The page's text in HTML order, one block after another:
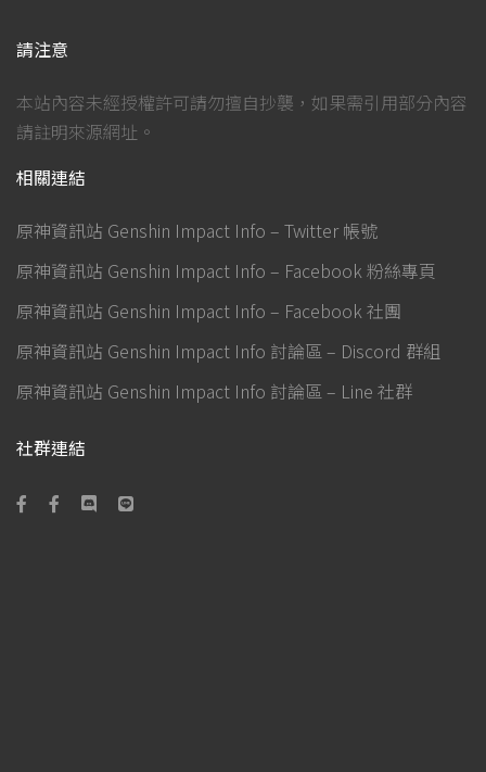
請注意
本站內容未經授權許可請勿擅自抄襲，如果需引用部分內容
請註明來源網址。
相關連結
原神資訊站 Genshin Impact Info – Twitter 帳號
原神資訊站 Genshin Impact Info – Facebook 粉絲專頁
原神資訊站 Genshin Impact Info – Facebook 社團
原神資訊站 Genshin Impact Info 討論區 – Discord 群組
原神資訊站 Genshin Impact Info 討論區 – Line 社群
社群連結